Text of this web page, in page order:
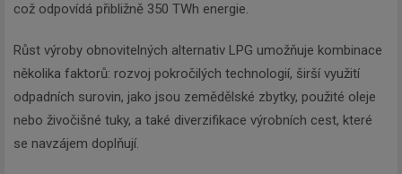
což odpovídá přibližně 350 TWh energie.
Růst výroby obnovitelných alternativ LPG umožňuje kombinace
několika faktorů: rozvoj pokročilých technologií, širší využití
odpadních surovin, jako jsou zemědělské zbytky, použité oleje
nebo živočišné tuky, a také diverzifikace výrobních cest, které
se navzájem doplňují.